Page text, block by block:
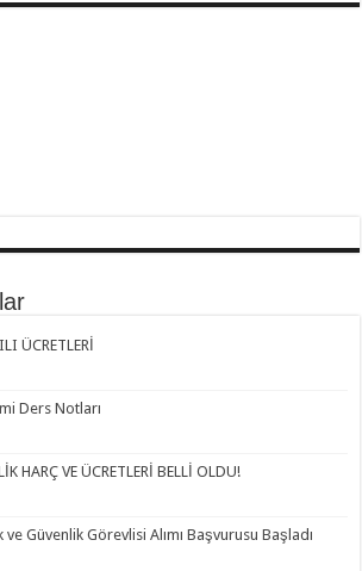
ÜCRETLERİ
Ders Notları
HARÇ VE ÜCRETLERİ BELLİ OLDU!
Güvenlik Görevlisi Alımı Başvurusu Başladı